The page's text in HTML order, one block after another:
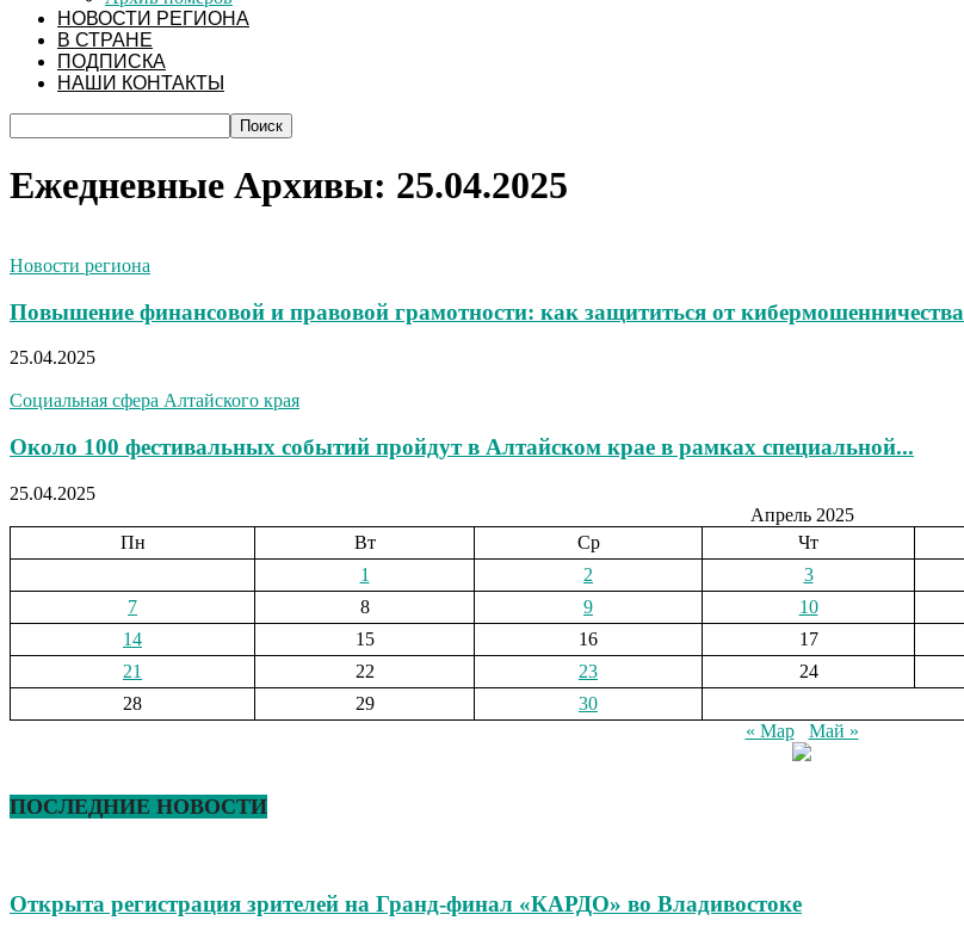
НОВОСТИ РЕГИОНА
В СТРАНЕ
ПОДПИСКА
НАШИ КОНТАКТЫ
Ежедневные Архивы: 25.04.2025
Новости региона
Повышение финансовой и правовой грамотности: как защититься от кибермошенничества
25.04.2025
Социальная сфера Алтайского края
Около 100 фестивальных событий пройдут в Алтайском крае в рамках специальной...
25.04.2025
Апрель 2025
Пн
Вт Ср Чт
1
2 3
7
8 9 10
14
15 16 17
21
22 23 24
28
29
30
« Мар
Май »
ПОСЛЕДНИЕ НОВОСТИ
Открыта регистрация зрителей на Гранд-финал «КАРДО» во Владивостоке